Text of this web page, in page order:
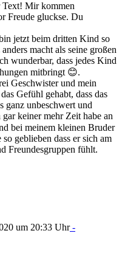
Mir kommen
Freude gluckse. Du
jetzt beim dritten Kind so
macht als seine großen
wunderbar, dass jedes Kind
mitbringt 😊.
Geschwister und mein
Gefühl gehabt, dass das
ganz unbeschwert und
keiner mehr Zeit habe an
bei meinem kleinen Bruder
geblieben dass er sich am
Freundesgruppen fühlt.
um 20:33 Uhr-